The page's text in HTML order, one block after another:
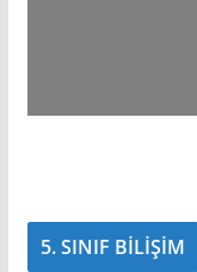
5. SINIF BİLİŞİM